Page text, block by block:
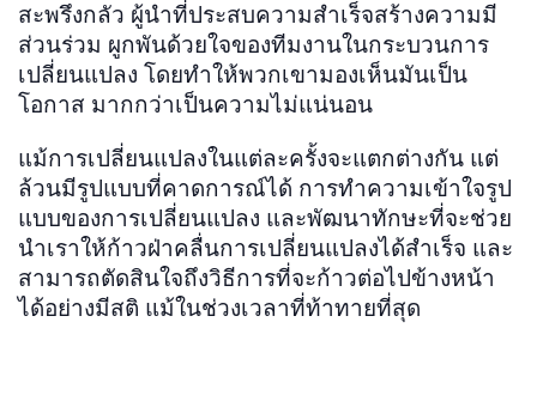
สะพรึงกลัว ผู้นำที่ประสบความสำเร็จสร้างความมี
ส่วนร่วม ผูกพันด้วยใจของทีมงานในกระบวนการ
เปลี่ยนแปลง โดยทำให้พวกเขามองเห็นมันเป็น
โอกาส มากกว่าเป็นความไม่แน่นอน
แม้การเปลี่ยนแปลงในแต่ละครั้งจะแตกต่างกัน แต่
ล้วนมีรูปแบบที่คาดการณ์ได้ การทำความเข้าใจรูป
แบบของการเปลี่ยนแปลง และพัฒนาทักษะที่จะช่วย
นำเราให้ก้าวฝ่าคลื่นการเปลี่ยนแปลงได้สำเร็จ และ
สามารถตัดสินใจถึงวิธีการที่จะก้าวต่อไปข้างหน้า
ได้อย่างมีสติ แม้ในช่วงเวลาที่ท้าทายที่สุด